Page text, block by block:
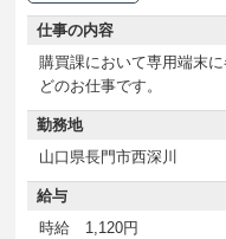
仕事の内容
購買課において専用端末
どのお仕事です。
勤務地
山口県長門市西深川
給与
時給 1,120円